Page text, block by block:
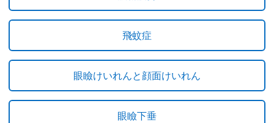
飛蚊症
眼瞼けいれんと顔面けいれん
眼瞼下垂